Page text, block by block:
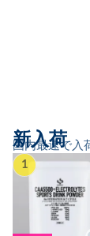
国内最速で入
新入荷
1